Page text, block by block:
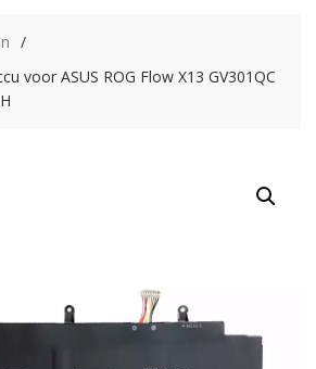
voor ASUS ROG Flow X13 GV301QC